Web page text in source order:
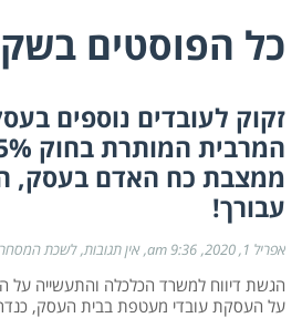
כל הפוסטים ב
זקוק לעובדים נוספים
ממצבת כח האדם בעסק,
עבורך!
אפריל 1, 2020 9:36 am אין תגובות לשכת המסחר
הגשת דיווח למשרד הכלכלה והתעשייה על
על העסקת עובדי מעטפת בבית העסק,